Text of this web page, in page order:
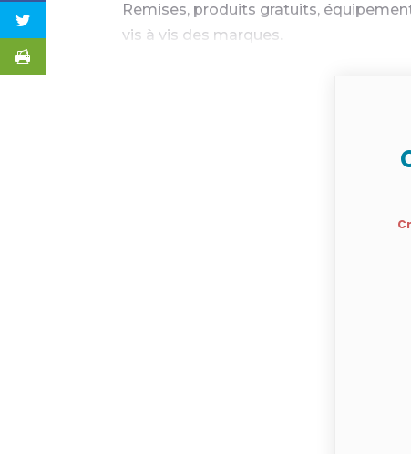
Remises, produits gratuits,
vis à vis des marques.